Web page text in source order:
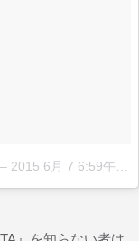
– 2015 6月 7 6:59午前 PDT